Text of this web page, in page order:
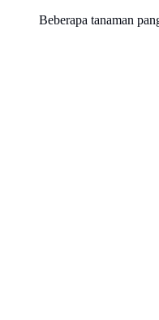
Beberapa tanaman